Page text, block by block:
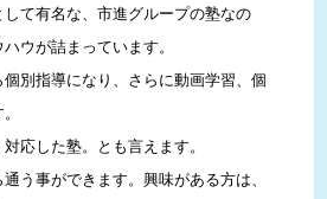
て有名な、市進グループの塾なの
ウが詰まっています。
別指導になり、さらに動画学習、個
応した塾。とも言えます。
う事ができます。興味がある方は、